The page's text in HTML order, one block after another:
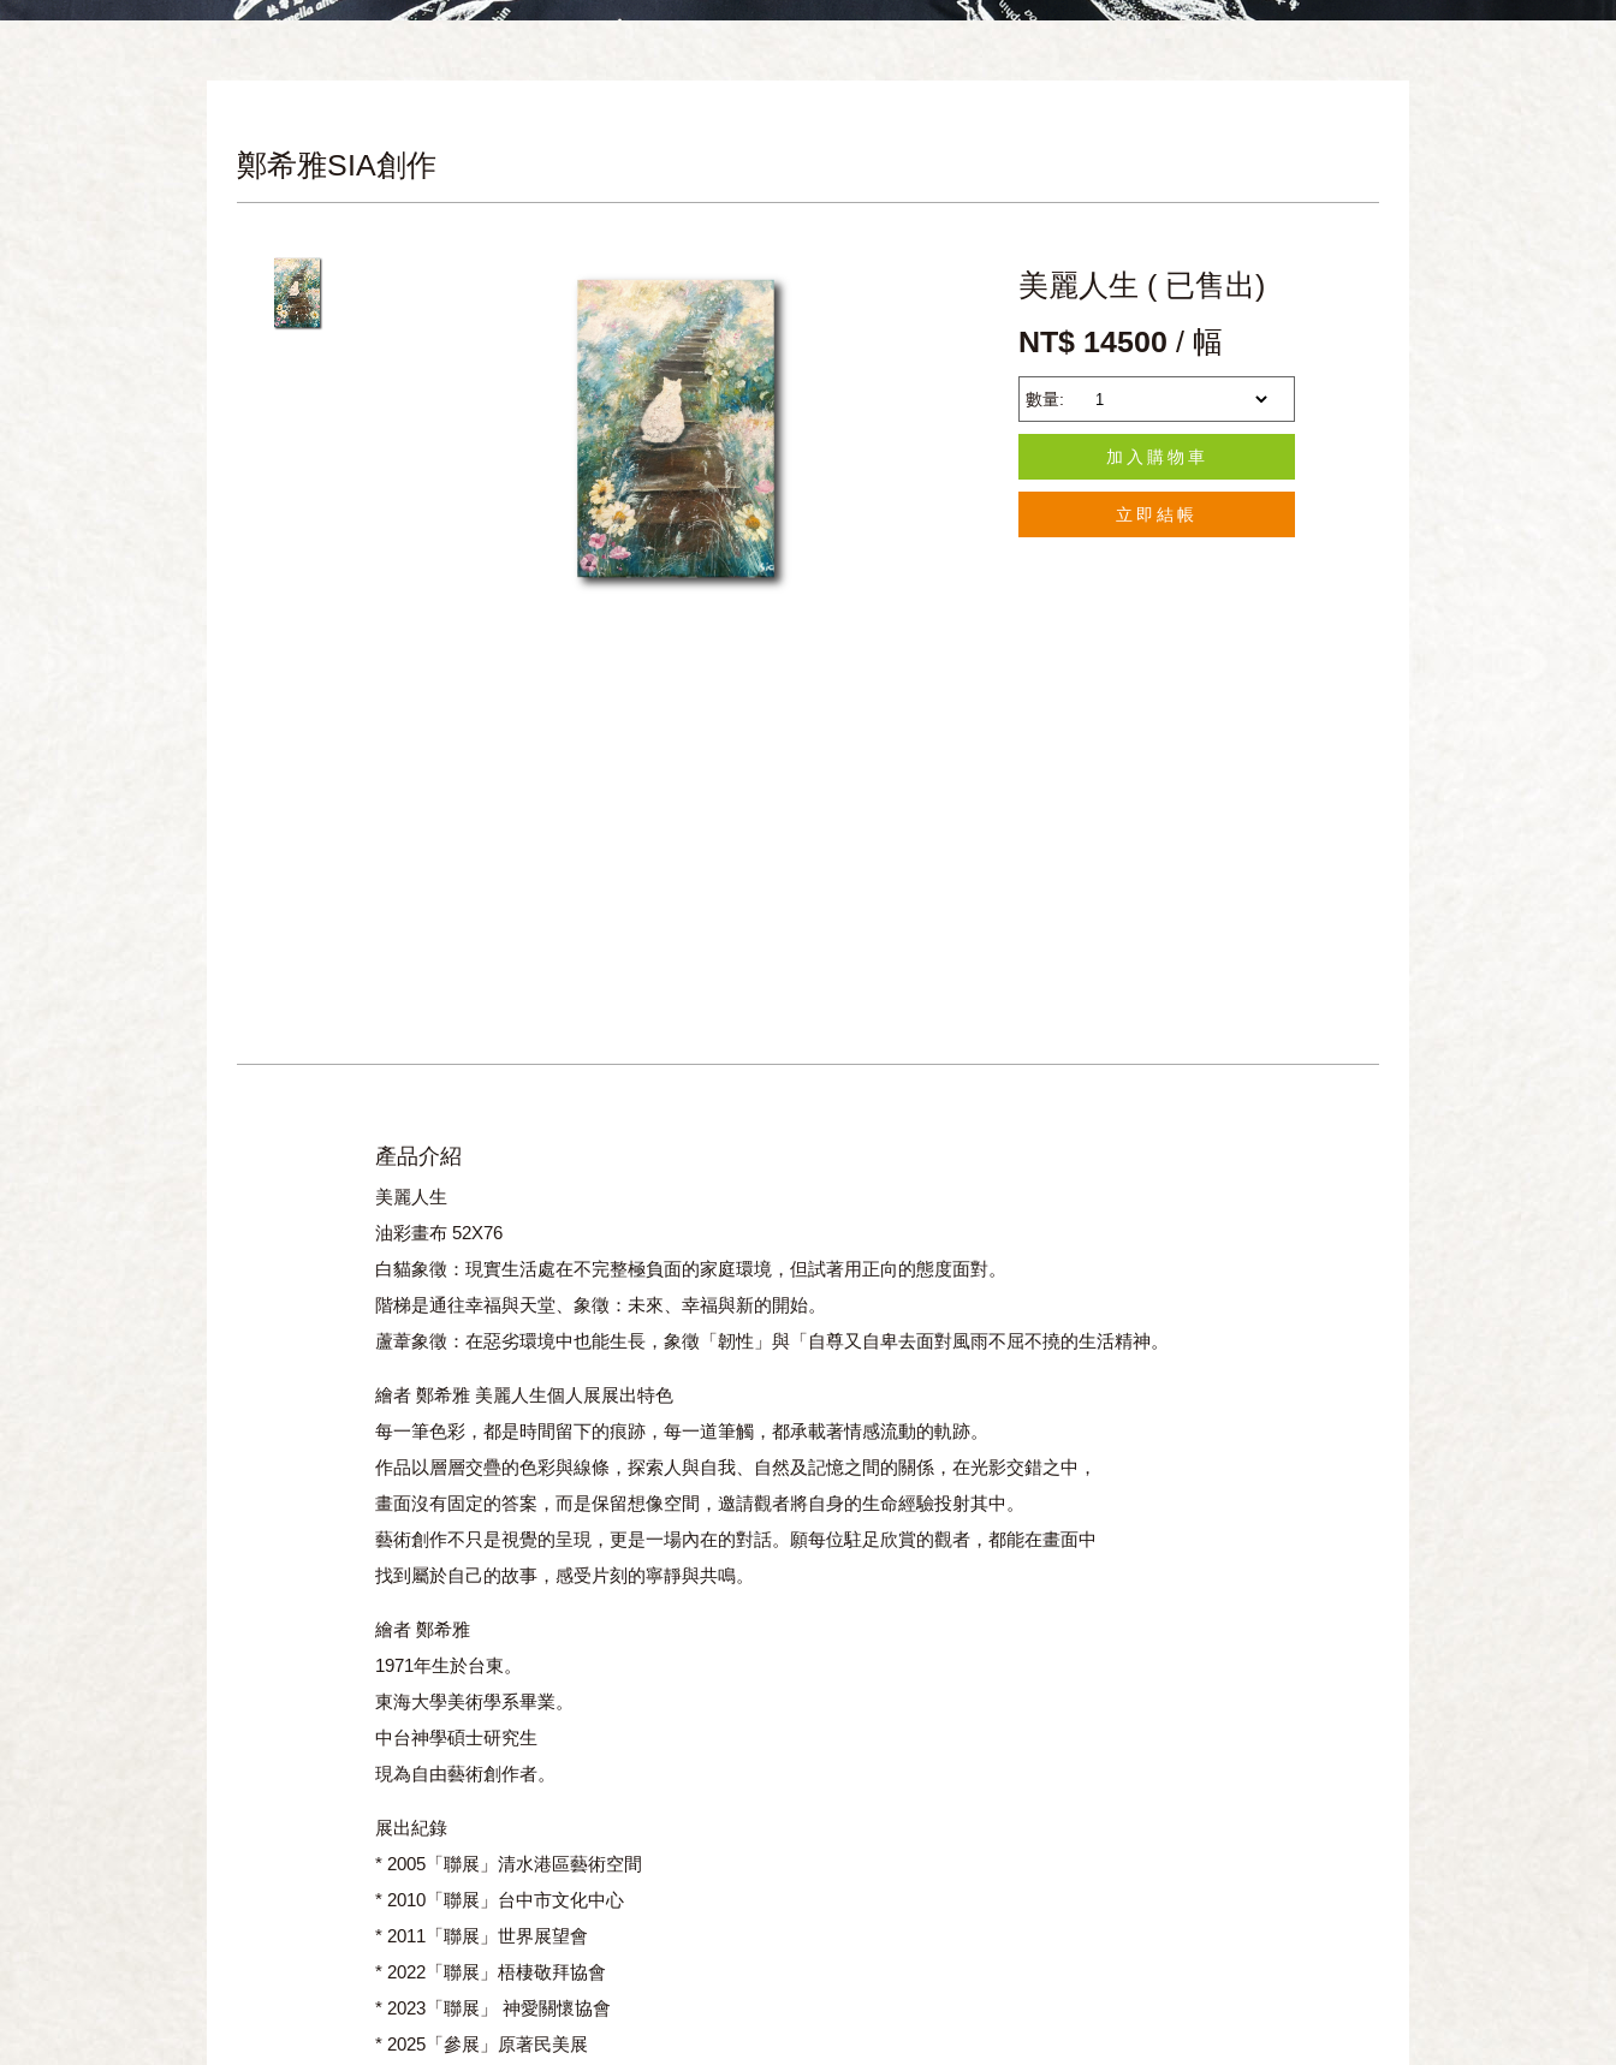
鄭希雅SIA創作
美麗人生 ( 已售出)
NT$ 14500 / 幅
數量:
加入購物車
立即結帳
產品介紹
美麗人生
油彩畫布 52X76
白貓象徵：現實生活處在不完整極負面的家庭環境，但試著用正向的態度面對。
階梯是通往幸福與天堂、象徵：未來、幸福與新的開始。
蘆葦象徵：在惡劣環境中也能生長，象徵「韌性」與「自尊又自卑去面對風雨不屈不撓的生活精神。
繪者 鄭希雅 美麗人生個人展展出特色
每一筆色彩，都是時間留下的痕跡，每一道筆觸，都承載著情感流動的軌跡。
作品以層層交疊的色彩與線條，探索人與自我、自然及記憶之間的關係，在光影交錯之中，
畫面沒有固定的答案，而是保留想像空間，邀請觀者將自身的生命經驗投射其中。
藝術創作不只是視覺的呈現，更是一場內在的對話。願每位駐足欣賞的觀者，都能在畫面中
找到屬於自己的故事，感受片刻的寧靜與共鳴。
繪者 鄭希雅
1971年生於台東。
東海大學美術學系畢業。
中台神學碩士研究生
現為自由藝術創作者。
展出紀錄
* 2005「聯展」清水港區藝術空間
* 2010「聯展」台中市文化中心
* 2011「聯展」世界展望會
* 2022「聯展」梧棲敬拜協會
* 2023「聯展」 神愛關懷協會
* 2025「參展」原著民美展